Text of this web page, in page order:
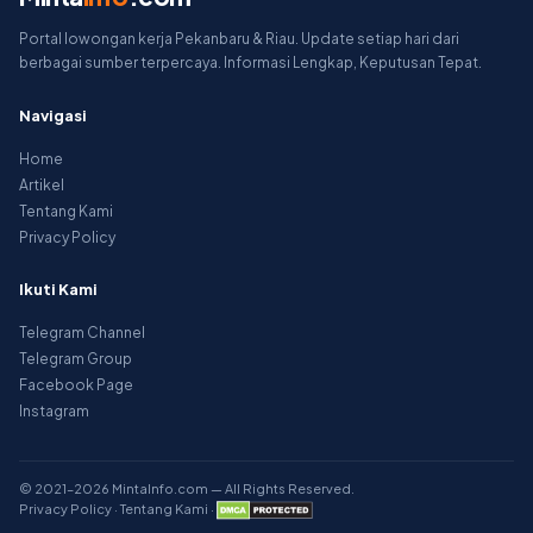
Portal lowongan kerja Pekanbaru & Riau. Update setiap hari dari
berbagai sumber terpercaya. Informasi Lengkap, Keputusan Tepat.
Navigasi
Home
Artikel
Tentang Kami
Privacy Policy
Ikuti Kami
Telegram Channel
Telegram Group
Facebook Page
Instagram
© 2021–2026 MintaInfo.com — All Rights Reserved.
Privacy Policy · Tentang Kami ·